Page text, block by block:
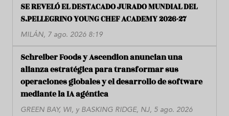
SE REVELÓ EL DESTACADO JURADO MUNDIAL DEL
S.PELLEGRINO YOUNG CHEF ACADEMY 2026-27
MILÁN, 7 ago. 2026 8:19
Schreiber Foods y Ascendion anuncian una
alianza estratégica para transformar sus
operaciones globales y el desarrollo de software
mediante la IA agéntica
GREEN BAY, WI, y BASKING RIDGE, NJ, 5 ago. 2026